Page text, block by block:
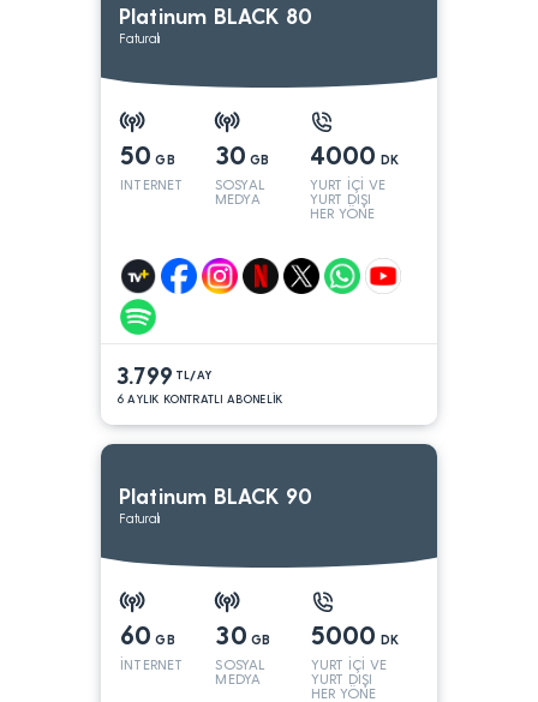
Platinum BLACK 80
Faturalı
50 GB
INTERNET
30 GB
SOSYAL
MEDYA
4000 DK
YURT İÇİ VE
YURT DIŞI
HER YÖNE
3.799 TL/AY
6 AYLIK KONTRATLI ABONELİK
Platinum BLACK 90
Faturalı
60 GB
İNTERNET
30 GB
SOSYAL
MEDYA
5000 DK
YURT İÇİ VE
YURT DIŞI
HER YÖNE